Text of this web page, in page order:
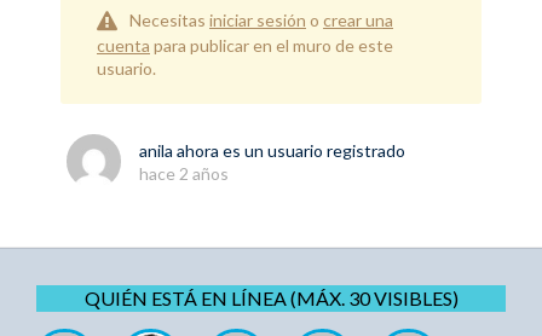
Necesitas iniciar sesión o crear una
cuenta para publicar en el muro de este
usuario.
anila ahora es un usuario registrado
hace 2 años
QUIÉN ESTÁ EN LÍNEA (MÁX. 30 VISIBLES)